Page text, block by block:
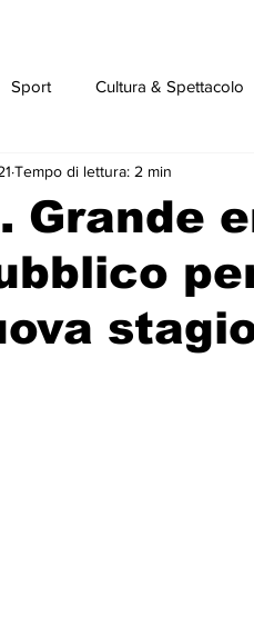
Sport Cultura & Spettacolo
piano
Grande
Tempo di lettura: 2 min